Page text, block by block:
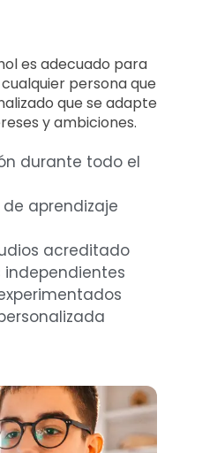
es adecuado para
persona que
que se adapte
y ambiciones.
durante todo el
aprendizaje
acreditado
independientes